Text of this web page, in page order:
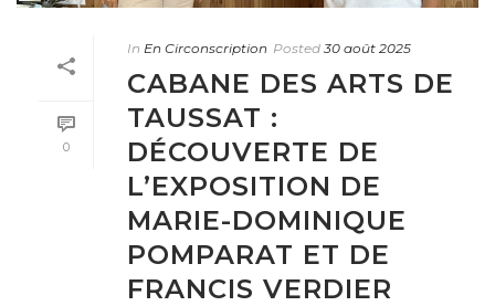
0
In En Circonscription Posted 30 août 2025
CABANE DES ARTS DE
TAUSSAT :
DÉCOUVERTE DE
L’EXPOSITION DE
MARIE-DOMINIQUE
POMPARAT ET DE
FRANCIS VERDIER